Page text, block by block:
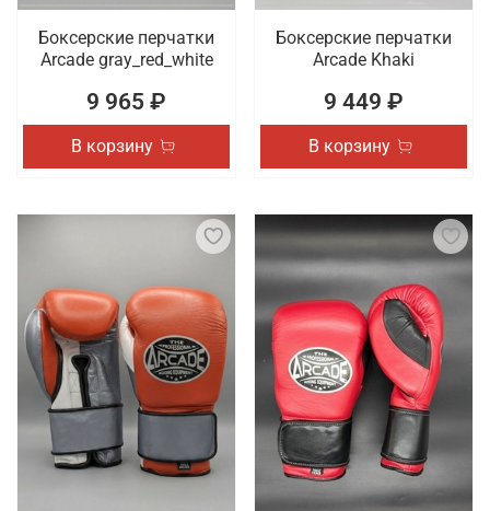
Боксерские перчатки
Arcade gray_red_white
9 965 ₽
В корзину
Боксерские перчатки
Arcade Khaki
9 449 ₽
В корзину